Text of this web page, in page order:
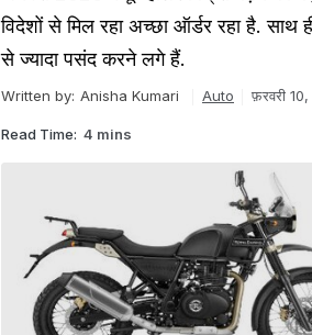
विदेशों से मिल रहा अच्छा ऑर्डर रहा है.
से ज्यादा पसंद करने लगे हैं.
Written by: Anisha Kumari Auto फ़रवरी
Read Time: 4 mins